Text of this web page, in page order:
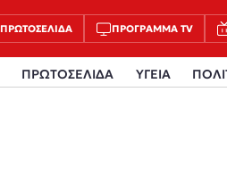
ΠΡΩΤΟΣΈΛΙΔΑ ΠΡΌΓΡΑΜΜΑ TV
ΠΡΩΤΟΣΕΛΙΔΑ ΥΓΕΙΑ